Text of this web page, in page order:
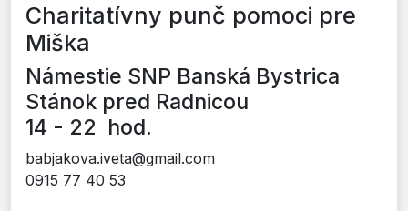
Charitatívny punč pomoci pre
Miška
Námestie SNP Banská Bystrica
Stánok pred Radnicou
14 - 22 hod.
babjakova.iveta@gmail.com
0915 77 40 53